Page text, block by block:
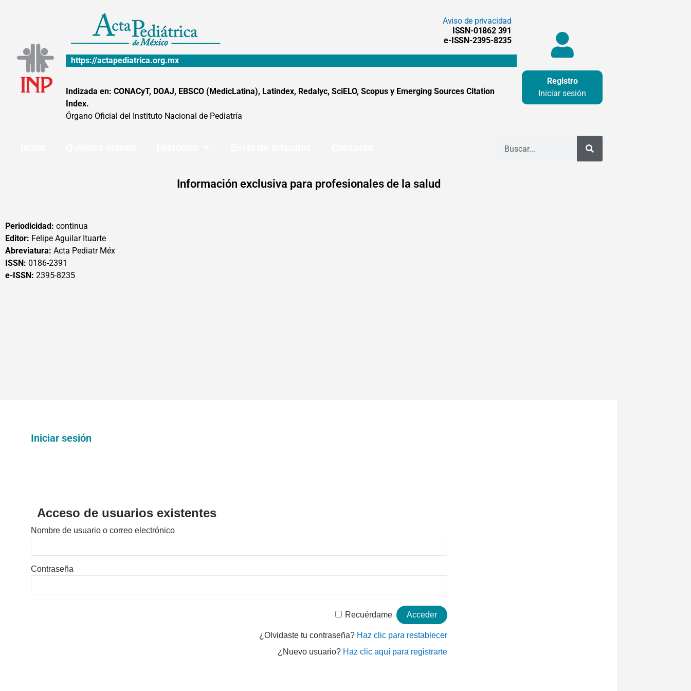
Aviso de privacidad
ISSN-01862 391
e-ISSN-2395-8235
https://actapediatrica.org.mx
Indizada en: CONACyT, DOAJ, EBSCO (MedicLatina), Latindex, Redalyc, SciELO, Scopus y Emerging Sources Citation
Index.
Órgano Oficial del Instituto Nacional de Pediatría
Registro
Iniciar sesión
Información exclusiva para profesionales de la salud
Periodicidad: continua
Editor: Felipe Aguilar Ituarte
Abreviatura: Acta Pediatr Méx
ISSN: 0186-2391
e-ISSN: 2395-8235
Iniciar sesión
Acceso de usuarios existentes
Nombre de usuario o correo electrónico
Contraseña
Recuérdame
¿Olvidaste tu contraseña? Haz clic para restablecer
¿Nuevo usuario? Haz clic aquí para registrarte